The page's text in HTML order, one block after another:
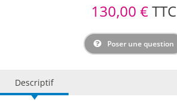
130,00 €TTC
Poser une question
Descriptif